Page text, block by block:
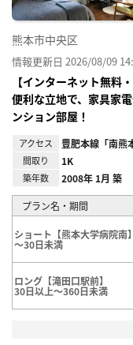
熊本市中央区
情報更新日 2026/08/09
【インターネット無料
便利な立地で、家具家
ンション部屋！
アクセス 豊肥本線「南熊
間取り 1K
築年数 2008年 1月 築
プラン名・期間
ショート【熊本大学病院南】
～30日未満
ロング【滝田口駅前】
30日以上～360日未満